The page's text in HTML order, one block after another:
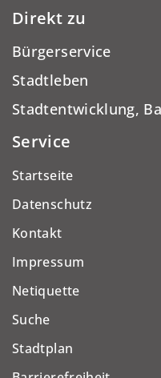
Direkt zu
Bürgerservice
Stadtleben
Stadtentwicklung,
Service
Startseite
Datenschutz
Kontakt
Impressum
Netiquette
Suche
Stadtplan